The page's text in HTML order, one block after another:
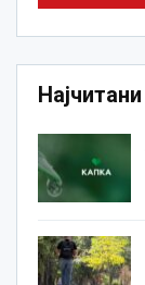
Најчитани